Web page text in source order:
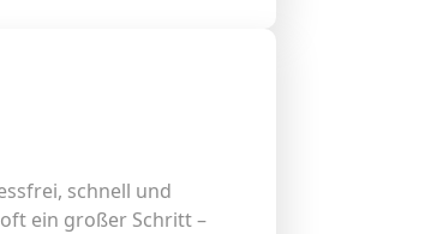
schnell und
ein großer Schritt –